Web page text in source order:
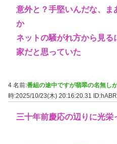
意外と？手堅いんだな、
か
ネットの騒がれ方から見
家だと思っていた
4 名前:番組の途中ですが翡翠の名無し
時:2025/10/23(木) 20:16:20.31
三十年前慶応の辺りに光栄